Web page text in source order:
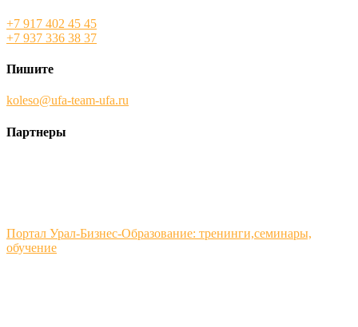
+7 917 402 45 45
+7 937 336 38 37
Пишите
koleso@ufa-team-ufa.ru
Партнеры
Портал Урал-Бизнес-Образование: тренинги,семинары,
обучение